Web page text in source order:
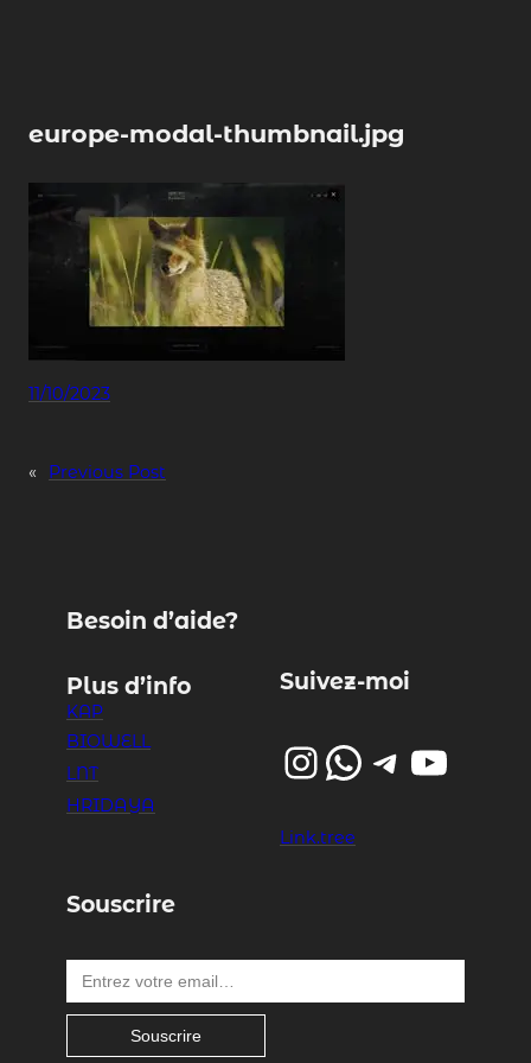
europe-modal-thumbnail.jpg
11/10/2023
« Previous Post
Besoin d’aide?
Plus d’info
KAP
BIOWELL
LNT
HRIDAYA
Suivez-moi
InstagramWhatsApp Telegram YouTube
Link.tree
Souscrire
Entrez votre email…
Souscrire